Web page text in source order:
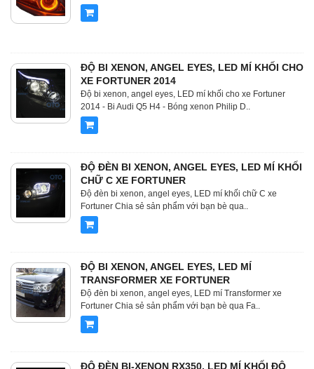
ĐỘ BI XENON, ANGEL EYES, LED MÍ KHỐI CHO
XE FORTUNER 2014
Độ bi xenon, angel eyes, LED mí khối cho xe Fortuner
2014 - Bi Audi Q5 H4 - Bóng xenon Philip D..
ĐỘ ĐÈN BI XENON, ANGEL EYES, LED MÍ KHỐI
CHỮ C XE FORTUNER
Độ đèn bi xenon, angel eyes, LED mí khối chữ C xe
Fortuner Chia sẻ sản phẩm với bạn bè qua..
ĐỘ BI XENON, ANGEL EYES, LED MÍ
TRANSFORMER XE FORTUNER
Độ đèn bi xenon, angel eyes, LED mí Transformer xe
Fortuner Chia sẻ sản phẩm với bạn bè qua Fa..
ĐỘ ĐÈN BI-XENON RX350, LED MÍ KHỐI ĐỘ